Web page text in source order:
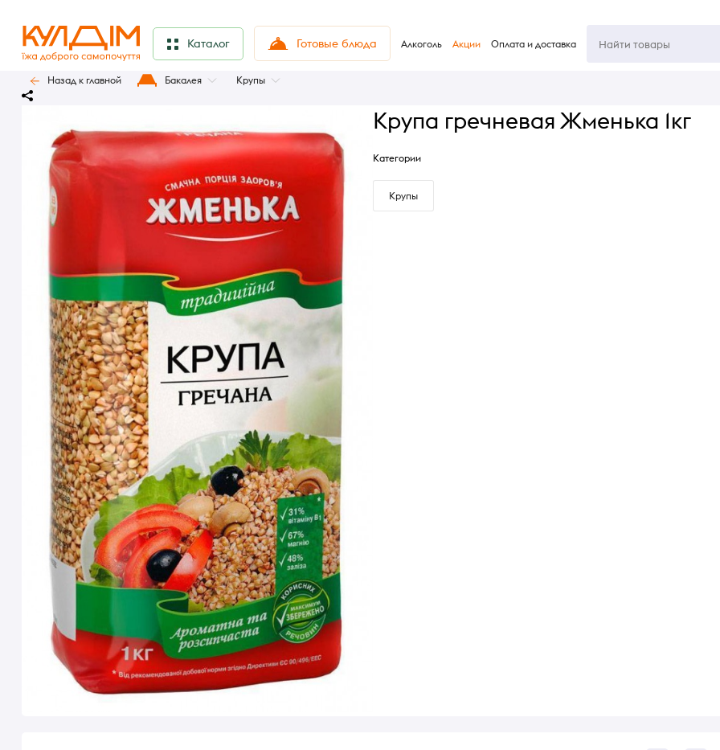
Каталог Готовые блюда Алкоголь Акции Оплата и доставка
Назад к главной Бакалея Крупы
Крупа гречневая Жменька 1кг
Категории
Крупы